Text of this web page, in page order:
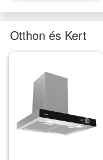
Otthon és Kert